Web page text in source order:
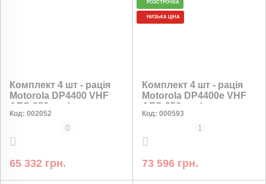
Комплект 4 шт - рація
Motorola DP4400 VHF
AES-256 шифрування
Код: 002052
0
65 332 грн.
РОЗСТРОЧКА
НИЗЬКА ЦІНА
Комплект 4 шт - рація
Motorola DP4400e VHF
AES-256 шифрування
Код: 000593
1
73 596 грн.